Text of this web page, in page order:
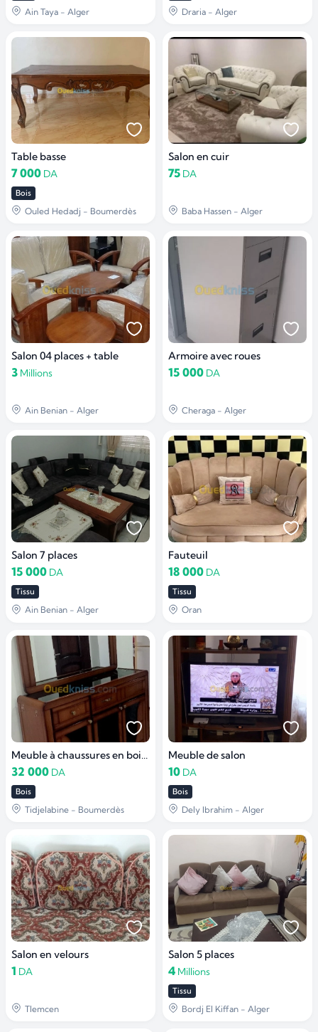
Ain Taya - Alger Draria - Alger
Table basse
7 000 DA
Bois
Ouled Hedadj - Boumerdès
Salon en cuir
75 DA
Baba Hassen - Alger
Salon 04 places + table
3 Millions
Ain Benian - Alger
Armoire avec roues
15 000 DA
Cheraga - Alger
Salon 7 places
15 000 DA
Tissu
Ain Benian - Alger
Fauteuil
18 000 DA
Tissu
Oran
Meuble à chaussures en bois avec grand miroir
32 000 DA
Bois
Tidjelabine - Boumerdès
Meuble de salon
10 DA
Bois
Dely Ibrahim - Alger
Salon en velours
1 DA
Tlemcen
Salon 5 places
4 Millions
Tissu
Bordj El Kiffan - Alger